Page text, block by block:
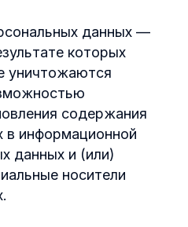
данных —
которых
уничтожаются
содержания
в информационной
данных и (или)
носители